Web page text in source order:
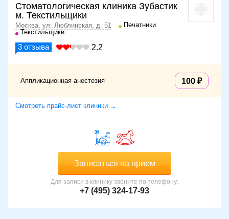
Стоматологическая клиника Зубастик
м. Текстильщики
Москва, ул. Люблинская, д. 51
Печатники
Текстильщики
3 отзыва 2.2
Аппликационная анестезия 100
Смотреть прайс-лист клиники →
Записаться на прием
Для записи в клинику звоните по телефону:
+7 (495) 324-17-93